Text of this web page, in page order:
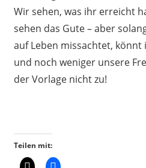
Wir sehen, was ihr erreicht
sehen das Gute – aber
auf Leben missachtet,
und noch weniger unsere
der Vorlage nicht zu!
Teilen mit: